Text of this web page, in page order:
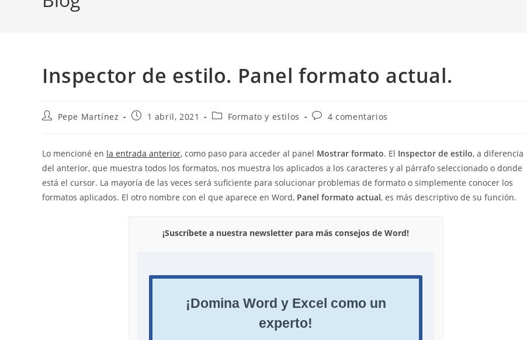
Inspector de estilo. Panel formato actual.
Autor
entrada:
Pepe Martínez
Publicación
entrada:
1 abril, 2021
Categoría
Formato y estilos
Comentarios
entrada:
4 comentarios
Lo mencioné en la entrada anterior, como paso para acceder al panel Mostrar formato. El Inspector de estilo, a diferencia
del anterior, que muestra todos los formatos, nos muestra los aplicados a los caracteres y al párrafo seleccionado o donde
está el cursor. La mayoría de las veces será suficiente para solucionar problemas de formato o simplemente conocer los
formatos aplicados. El otro nombre con el que aparece en Word, Panel formato actual, es más descriptivo de su función.
¡Suscríbete a nuestra newsletter para más consejos de Word!